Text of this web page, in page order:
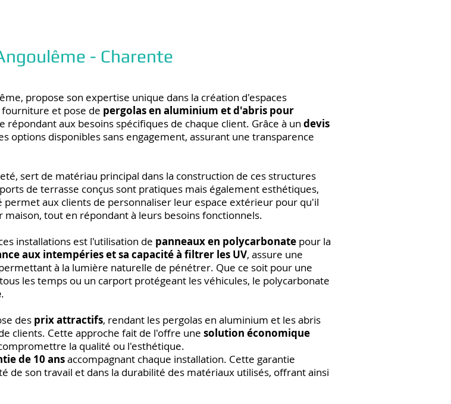
- Charente
propose son expertise unique dans la création d'espaces
et pose de pergolas en aluminium et d'abris pour
aux besoins spécifiques de chaque client. Grâce à un devis
options disponibles sans engagement, assurant une transparence
sert de matériau principal dans la construction de ces structures
de terrasse conçus sont pratiques mais également esthétiques,
permet aux clients de personnaliser leur espace extérieur pour qu'il
tout en répondant à leurs besoins fonctionnels.
installations est l'utilisation de panneaux en polycarbonate pour la
aux intempéries et sa capacité à filtrer les UV, assure une
à la lumière naturelle de pénétrer. Que ce soit pour une
les temps ou un carport protégeant les véhicules, le polycarbonate
.
des prix attractifs, rendant les pergolas en aluminium et les abris
clients. Cette approche fait de l'offre une solution économique
la qualité ou l'esthétique.
de 10 ansaccompagnant chaque installation. Cette garantie
de son travail et dans la durabilité des matériaux utilisés, offrant ainsi